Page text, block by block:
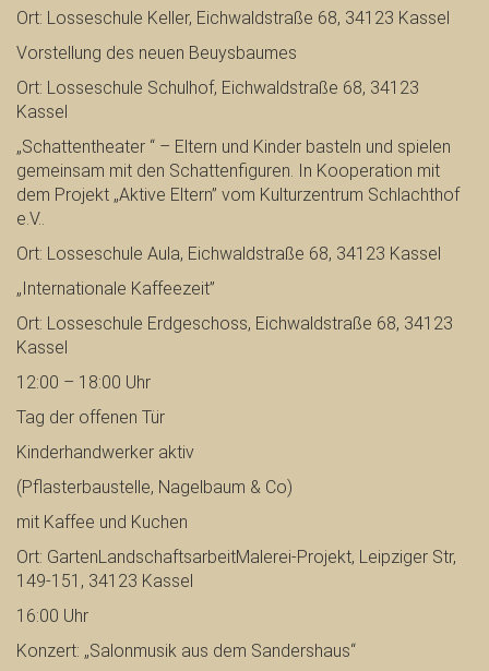
Ort: Losseschule Keller, Eichwaldstraße 68, 34123 Kassel
Vorstellung des neuen Beuysbaumes
Ort: Losseschule Schulhof, Eichwaldstraße 68, 34123
Kassel
„Schattentheater “ – Eltern und Kinder basteln und spielen
gemeinsam mit den Schattenfiguren. In Kooperation mit
dem Projekt „Aktive Eltern” vom Kulturzentrum Schlachthof
e.V..
Ort: Losseschule Aula, Eichwaldstraße 68, 34123 Kassel
„Internationale Kaffeezeit”
Ort: Losseschule Erdgeschoss, Eichwaldstraße 68, 34123
Kassel
12:00 – 18:00 Uhr
Tag der offenen Tür
Kinderhandwerker aktiv
(Pflasterbaustelle, Nagelbaum & Co)
mit Kaffee und Kuchen
Ort: GartenLandschaftsarbeitMalerei-Projekt, Leipziger Str,
149-151, 34123 Kassel
16:00 Uhr
Konzert: „Salonmusik aus dem Sandershaus“